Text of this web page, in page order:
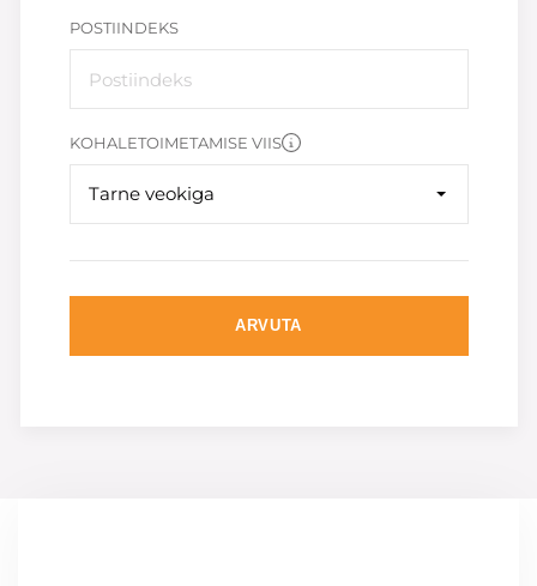
POSTIINDEKS
KOHALETOIMETAMISE VIIS
Tarne veokiga
ARVUTA